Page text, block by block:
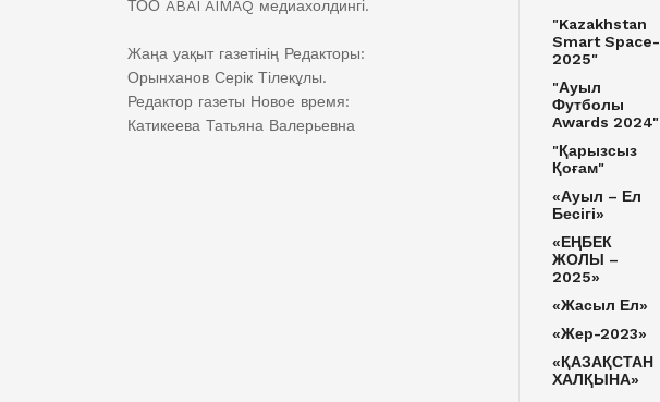
ТОО ABAI AIMAQ медиахолдингі.
Жаңа уақыт газетінің Редакторы:
Орынханов Серік Тілекұлы.
Редактор газеты Новое время:
Катикеева Татьяна Валерьевна
"Kazakhstan
Smart Space-
2025"
"Ауыл
Футболы
Awards 2024"
"Қарызсыз
Қоғам"
«Ауыл – Ел
Бесігі»
«ЕҢБЕК
ЖОЛЫ –
2025»
«Жасыл Ел»
«Жер-2023»
«ҚАЗАҚСТАН
ХАЛҚЫНА»